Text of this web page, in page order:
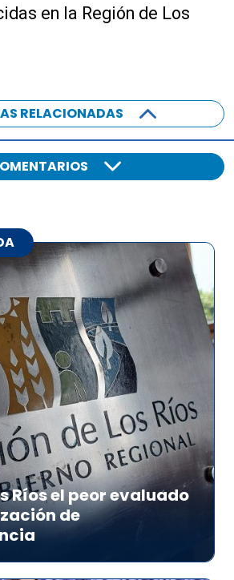
en la Región de Los
RELACIONADAS
Ríos el peor evaluado
de